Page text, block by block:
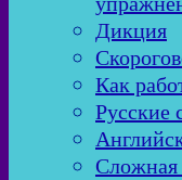
Дикция
Как
Русские
Сложная